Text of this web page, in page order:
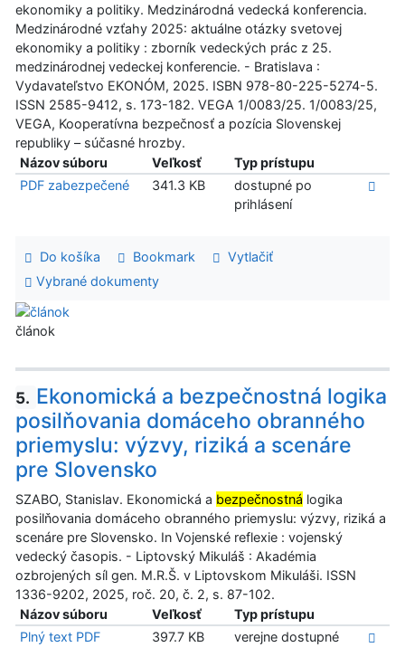
ekonomiky a politiky. Medzinárodná vedecká konferencia.
Medzinárodné vzťahy 2025: aktuálne otázky svetovej
ekonomiky a politiky : zborník vedeckých prác z 25.
medzinárodnej vedeckej konferencie. - Bratislava :
Vydavateľstvo EKONÓM, 2025. ISBN 978-80-225-5274-5.
ISSN 2585-9412, s. 173-182. VEGA 1/0083/25. 1/0083/25,
VEGA, Kooperatívna bezpečnosť a pozícia Slovenskej
republiky – súčasné hrozby.
Názov súboru
Veľkosť
Typ prístupu
PDF zabezpečené
341.3 KB
dostupné po
prihlásení
Do košíka Bookmark
Vytlačiť
Vybrané dokumenty
článok
5. Ekonomická a bezpečnostná logika
posilňovania domáceho obranného
priemyslu: výzvy, riziká a scenáre
pre Slovensko
SZABO, Stanislav. Ekonomická a bezpečnostná logika
posilňovania domáceho obranného priemyslu: výzvy, riziká a
scenáre pre Slovensko. In Vojenské reflexie : vojenský
vedecký časopis. - Liptovský Mikuláš : Akadémia
ozbrojených síl gen. M.R.Š. v Liptovskom Mikuláši. ISSN
1336-9202, 2025, roč. 20, č. 2, s. 87-102.
Názov súboru
Veľkosť
Typ prístupu
Plný text PDF
397.7 KB verejne dostupné